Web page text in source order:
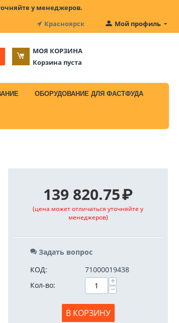
у менеджеров.
Красноярск Мой профиль
МОЯ КОРЗИНА
Корзина пуста
ОБОРУДОВАНИЕ ДЛЯ ФАСТФУДА
139 820.75₽
(цена может отличаться уточняйте у
менеджеров)
Задать вопрос
КОД:
71000019438
Кол-во:
+
−
В КОРЗИНУ